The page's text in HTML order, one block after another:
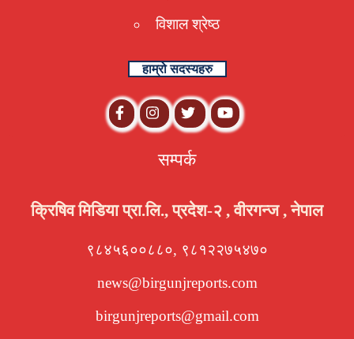
विशाल श्रेष्ठ
हाम्रो सदस्यहरु
सम्पर्क
क्रिषिव मिडिया प्रा.लि., प्रदेश-२ , वीरगन्ज , नेपाल
९८४५६००८८०, ९८१२२७५४७०
news@birgunjreports.com
birgunjreports@gmail.com